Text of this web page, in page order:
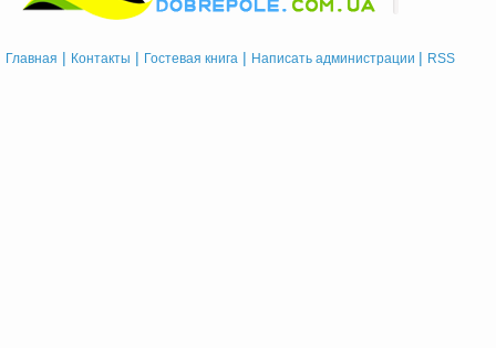
Главная | Контакты | Гостевая книга | Написать администрации | RSS